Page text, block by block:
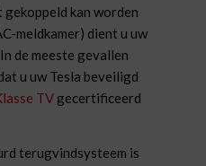
kan worden
meldkamer) dient u uw
de meeste gevallen
u uw Tesla beveiligd
TV gecertificeerd
terugvindsysteem is